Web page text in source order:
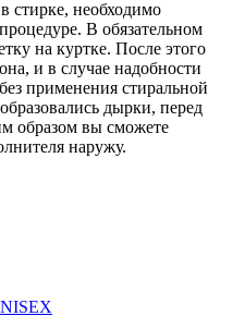
стирке, необходимо
В обязательном
на куртке. После этого
и в случае надобности
применения стиральной
дырки, перед
образом вы сможете
наружу.